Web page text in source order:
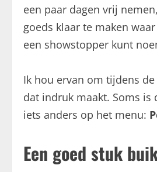
een paar dagen vrij
goeds klaar te maken
een showstopper kunt
Ik hou ervan om tijdens
dat indruk maakt. Soms is
iets anders op het menu:
Een goed stuk